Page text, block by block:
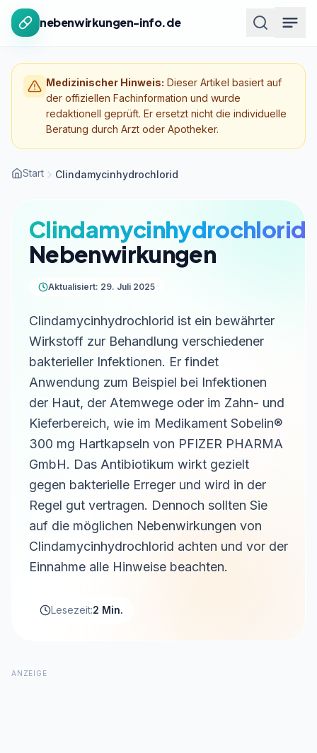
Zum Inhalt springen
nebenwirkungen-info.de
Medizinischer Hinweis: Dieser Artikel basiert auf
der offiziellen Fachinformation und wurde
redaktionell geprüft. Er ersetzt nicht die individuelle
Beratung durch Arzt oder Apotheker.
Start Clindamycinhydrochlorid
Clindamycinhydrochlorid
Nebenwirkungen
Aktualisiert: 29. Juli 2025
Clindamycinhydrochlorid ist ein bewährter
Wirkstoff zur Behandlung verschiedener
bakterieller Infektionen. Er findet
Anwendung zum Beispiel bei Infektionen
der Haut, der Atemwege oder im Zahn- und
Kieferbereich, wie im Medikament Sobelin®
300 mg Hartkapseln von PFIZER PHARMA
GmbH. Das Antibiotikum wirkt gezielt
gegen bakterielle Erreger und wird in der
Regel gut vertragen. Dennoch sollten Sie
auf die möglichen Nebenwirkungen von
Clindamycinhydrochlorid achten und vor der
Einnahme alle Hinweise beachten.
Lesezeit:2 Min.
ANZEIGE